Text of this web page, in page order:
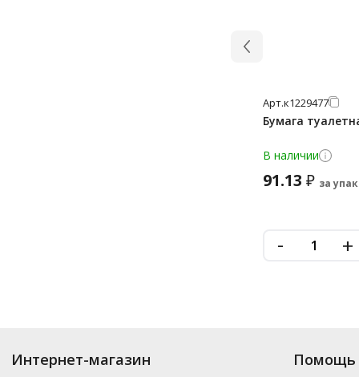
Арт.к1229477
Бумага
В наличии
91.13 ₽ за
- +
Купить
. В ассортименте
можете выбрать нужный товар и добавить его в корзину для
Интернет-магазин Помощь